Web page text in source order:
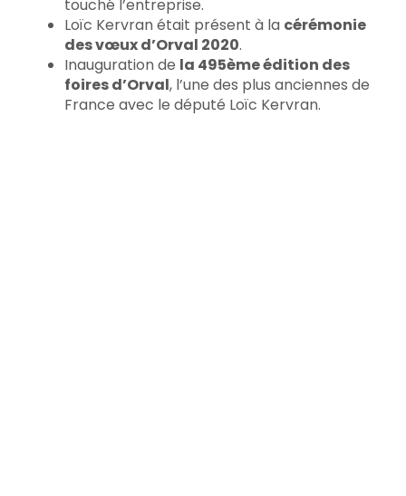
touché l’entreprise.
Loïc Kervran était présent à la cérémonie
des vœux d’Orval 2020.
Inauguration de la 495ème édition des
foires d’Orval, l’une des plus anciennes de
France avec le député Loïc Kervran.